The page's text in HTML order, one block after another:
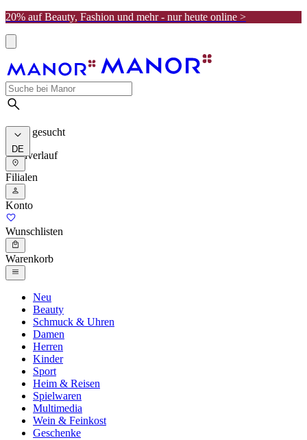
20% auf Beauty, Fashion und mehr - nur heute online >
Meist gesucht
Suchverlauf
DE
Filialen
Konto
Wunschlisten
Warenkorb
Neu
Beauty
Schmuck & Uhren
Damen
Herren
Kinder
Sport
Heim & Reisen
Spielwaren
Multimedia
Wein & Feinkost
Geschenke